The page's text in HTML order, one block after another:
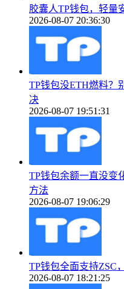
胶囊人TP钱包，轻量
2026-08-07 20:36:30
TP钱包没ETH燃料？
决
2026-08-07 19:51:31
TP钱包余额一直没变
方法
2026-08-07 19:06:29
TP钱包全面支持ZSC
2026-08-07 18:21:25